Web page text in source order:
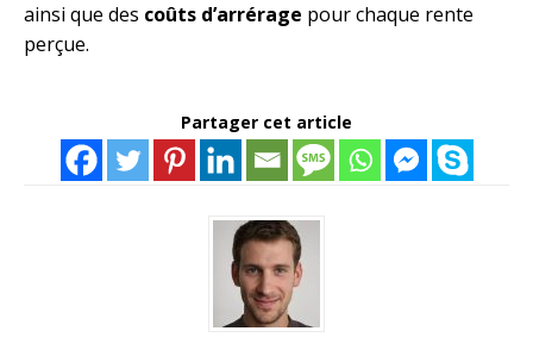
ainsi que des coûts d’arrérage pour chaque rente
perçue.
Partager cet article